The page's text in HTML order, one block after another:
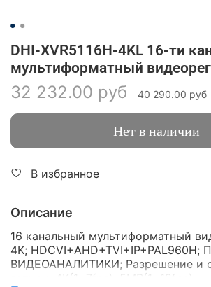
DHI-XVR5116H-4KL 16-ти
мультиформатный
32 232.00 руб 40 290.00 руб
Нет в наличии
В избранное
Описание
16 канальный мультиформатный
4K; HDCVI+AHD+TVI+IP+PAL960H;
ВИДЕОАНАЛИТИКИ; Разрешение и
записи: 4K(1~7fps); 5MP(1~12fps);